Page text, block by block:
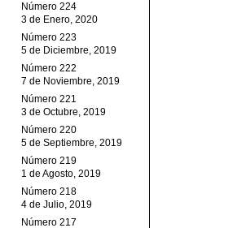
Número 224
3 de Enero, 2020
Número 223
5 de Diciembre, 2019
Número 222
7 de Noviembre, 2019
Número 221
3 de Octubre, 2019
Número 220
5 de Septiembre, 2019
Número 219
1 de Agosto, 2019
Número 218
4 de Julio, 2019
Número 217